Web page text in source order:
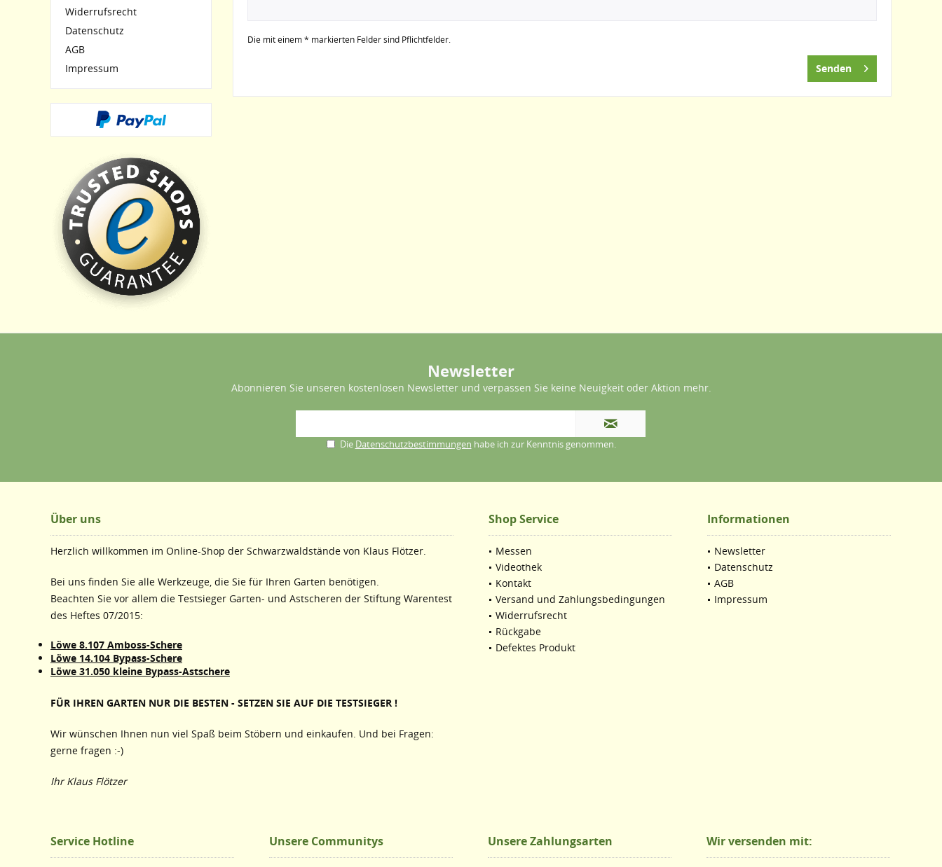
Widerrufsrecht
Datenschutz
AGB
Impressum
Die mit einem * markierten Felder sind Pflichtfelder.
Senden
Newsletter
Abonnieren Sie unseren kostenlosen Newsletter und verpassen Sie keine Neuigkeit oder Aktion mehr.
Die Datenschutzbestimmungen habe ich zur Kenntnis genommen.
Über uns
Herzlich willkommen im Online-Shop der Schwarzwaldstände von Klaus Flötzer.
Bei uns finden Sie alle Werkzeuge, die Sie für Ihren Garten benötigen.
Beachten Sie vor allem die Testsieger Garten- und Astscheren der Stiftung Warentest
des Heftes 07/2015:
Löwe 8.107 Amboss-Schere
Löwe 14.104 Bypass-Schere
Löwe 31.050 kleine Bypass-Astschere
FÜR IHREN GARTEN NUR DIE BESTEN - SETZEN SIE AUF DIE TESTSIEGER !
Wir wünschen Ihnen nun viel Spaß beim Stöbern und einkaufen. Und bei Fragen:
gerne fragen :-)
Ihr Klaus Flötzer
Shop Service
Messen
Videothek
Kontakt
Versand und Zahlungsbedingungen
Widerrufsrecht
Rückgabe
Defektes Produkt
Informationen
Newsletter
Datenschutz
AGB
Impressum
Service Hotline Unsere Communitys Unsere Zahlungsarten Wir versenden mit: